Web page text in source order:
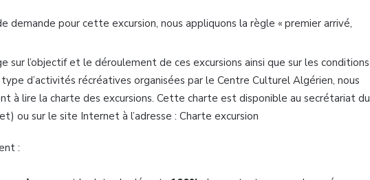
demande pour cette excursion, nous appliquons la règle « premier arrivé,
sur l’objectif et le déroulement de ces excursions ainsi que sur les conditions
type d’activités récréatives organisées par le Centre Culturel Algérien, nous
à lire la charte des excursions. Cette charte est disponible au secrétariat du
ou sur le site Internet à l’adresse : Charte excursion
: